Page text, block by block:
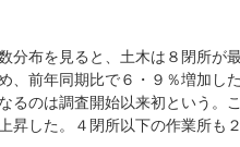
分布を見ると、土木は８閉所が
、前年同期比で６・９％増加し
るのは調査開始以来初という。
昇した。４閉所以下の作業所も